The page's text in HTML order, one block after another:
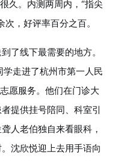
久。内测两周内，“指尖
，好评率百分之百。
了线下最需要的地方。
走进了杭州市第一人民
愿服务。他们在门诊大
提供挂号陪同、科室引
人老伯独自来看眼科，
沈欣悦迎上去用手语向